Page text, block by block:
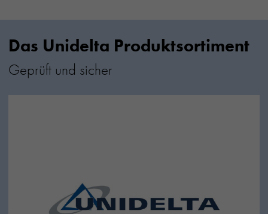
Das Unidelta Produktsortiment
Geprüft und sicher